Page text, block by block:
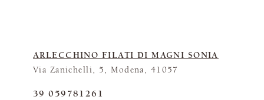
ARLECCHINO FILATI DI MAGNI SONIA
Via Zanichelli, 5, Modena, 41057
39 059781261